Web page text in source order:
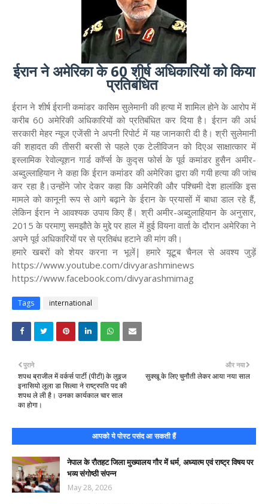
ईरान ने अमेरिका के 60 शीर्ष अधिकारियों को किया
प्रतिबंधित
ईरान ने शीर्ष ईरानी कमांडर कासिम सुलेमानी की हत्या में शामिल होने के आरोप में
करीब 60 अमेरिकी अधिकारियों को प्रतिबंधित कर दिया है। ईरान की अर्ध
सरकारी मेहर न्यूज एजेंसी ने अपनी रिपोर्ट में यह जानकारी दी है। श्री सुलेमानी
की शहादत की तीसरी बरसी से पहले एक टेलीविजन को दिएअ साक्षात्कार में
इस्लामिक रेवोल्यूशन गार्ड कॉर्प्स के कुद्स फोर्स के पूर्व कमांडर हुसैन अमीर-
अब्दुल्लाहियान ने कहा कि ईरान कमांडर की अमेरिका द्वारा की गयी हत्या की जांच
कर रहा है।उन्होंने जोर देकर कहा कि अमेरिकी और पश्चिमी देश हालांकि इस
मामले को कानूनी रूप से आगे बढ़ाने के ईरान के प्रयासों में बाधा डाल रहे हैं,
लेकिन ईरान ने आवश्यक उपाय किए हैं। श्री अमीर-अब्दुलाहियान के अनुसार,
2015 के परमाणु समझौते के मुद्दे पर हाल में हुई वियना वार्ता के दौरान अमेरिका ने
अपने पूर्व अधिकारियों पर से प्रतिबंध हटाने की मांग की।
हमारे खबरों को शेयर करना न भूलें| हमारे यूटूब चैनल से अवश्य जुड़ें
https://www.youtube.com/divyarashminews
https://www.facebook.com/divyarashmimag
Tags international
और नया
सुक्खू के लिए चुनौती लेकर आया नया साल
पुराने
शपथ ब्राजील में वर्कर्स पार्टी (पीटी) के लुइज
इनासियो लूला डा सिल्वा ने राष्ट्रपति पद की
शपथ ले ली है। उनका कार्यकाल चार साल
का होगा।
आपको ये पोस्ट पसंद आ सकती हैं
नेपाल के रौतहट जिला मुख्यालय गौर में धर्म, अध्यात्म एवं राष्ट्र विषय पर
भव्य संगोष्ठी संपन्न
May 28, 2026